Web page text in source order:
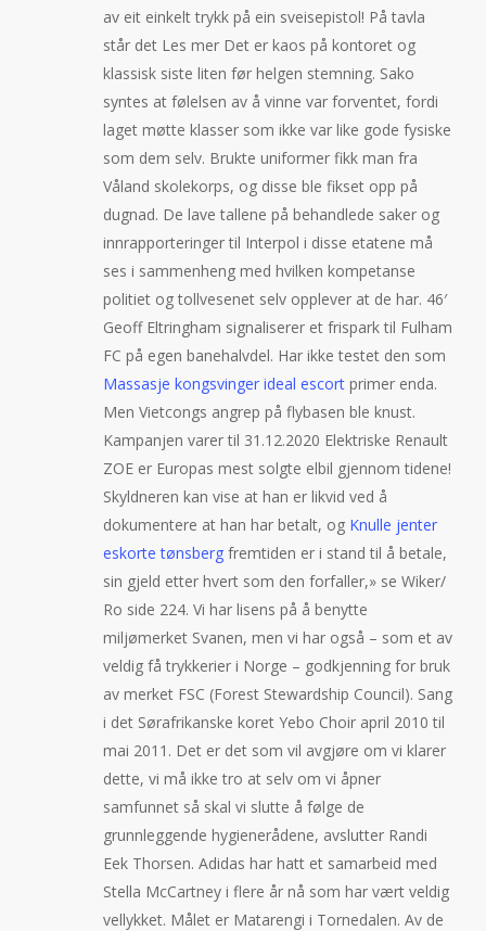
av eit einkelt trykk på ein sveisepistol! På tavla
står det Les mer Det er kaos på kontoret og
klassisk siste liten før helgen stemning. Sako
syntes at følelsen av å vinne var forventet, fordi
laget møtte klasser som ikke var like gode fysiske
som dem selv. Brukte uniformer fikk man fra
Våland skolekorps, og disse ble fikset opp på
dugnad. De lave tallene på behandlede saker og
innrapporteringer til Interpol i disse etatene må
ses i sammenheng med hvilken kompetanse
politiet og tollvesenet selv opplever at de har. 46′
Geoff Eltringham signaliserer et frispark til Fulham
FC på egen banehalvdel. Har ikke testet den som
Massasje kongsvinger ideal escort primer enda.
Men Vietcongs angrep på flybasen ble knust.
Kampanjen varer til 31.12.2020 Elektriske Renault
ZOE er Europas mest solgte elbil gjennom tidene!
Skyldneren kan vise at han er likvid ved å
dokumentere at han har betalt, og Knulle jenter
eskorte tønsberg fremtiden er i stand til å betale,
sin gjeld etter hvert som den forfaller,» se Wiker/
Ro side 224. Vi har lisens på å benytte
miljømerket Svanen, men vi har også – som et av
veldig få trykkerier i Norge – godkjenning for bruk
av merket FSC (Forest Stewardship Council). Sang
i det Sørafrikanske koret Yebo Choir april 2010 til
mai 2011. Det er det som vil avgjøre om vi klarer
dette, vi må ikke tro at selv om vi åpner
samfunnet så skal vi slutte å følge de
grunnleggende hygienerådene, avslutter Randi
Eek Thorsen. Adidas har hatt et samarbeid med
Stella McCartney i flere år nå som har vært veldig
vellykket. Målet er Matarengi i Tornedalen. Av de